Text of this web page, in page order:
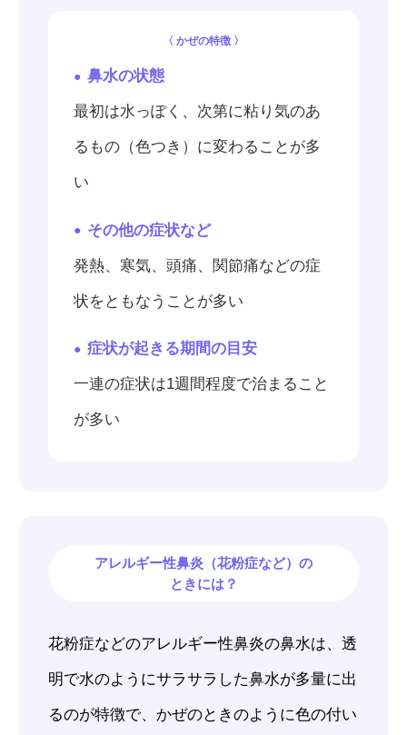
〈 かぜの特徴 〉
鼻水の状態
最初は水っぽく、次第に粘り気のあ
るもの（色つき）に変わることが多
い
その他の症状など
発熱、寒気、頭痛、関節痛などの症
状をともなうことが多い
症状が起きる期間の目安
一連の症状は1週間程度で治まること
が多い
アレルギー性鼻炎（花粉症など）の
ときには？
花粉症などのアレルギー性鼻炎の鼻水は、透
明で水のようにサラサラした鼻水が多量に出
るのが特徴で、かぜのときのように色の付い